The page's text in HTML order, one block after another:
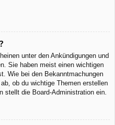
unter den Ankündigungen und
Sie haben meist einen wichtigen
Wie bei den Bekanntmachungen
ob du wichtige Themen erstellen
stellt die Board-Administration ein.